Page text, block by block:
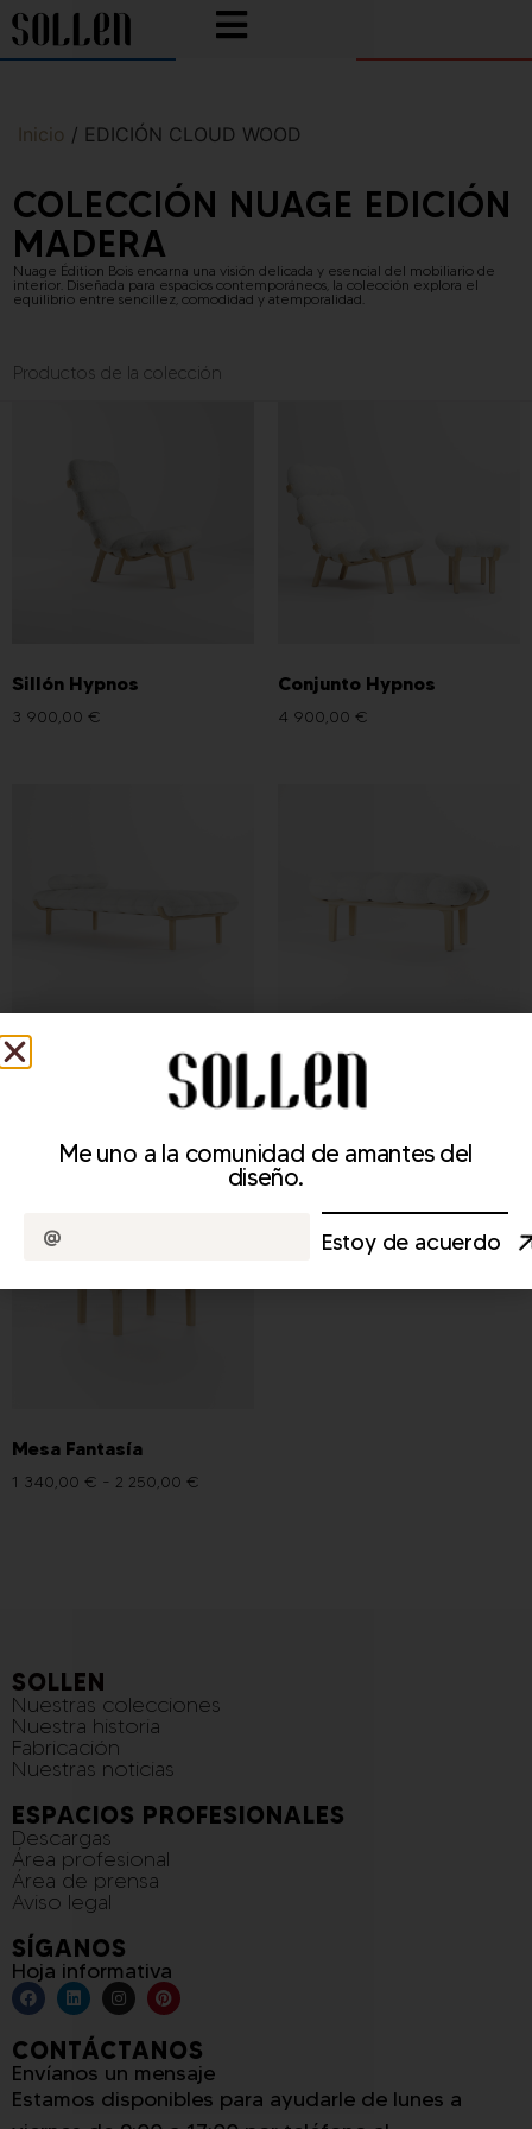
Inicio / EDICIÓN CLOUD WOOD
COLECCIÓN NUAGE EDICIÓN
MADERA
Nuage Édition Bois encarna una visión delicada y esencial del mobiliario de
interior. Diseñada para espacios contemporáneos, la colección explora el
equilibrio entre sencillez, comodidad y atemporalidad.
Productos de la colección
Sillón Hypnos
3 900,00 €
Conjunto Hypnos
4 900,00 €
Sofá cama Morpheus Banco de Selene
1 950,00
Mesa Fantasía
1 340,00 € - 2 250,00 €
SOLLEN
Nuestras colecciones
Nuestra historia
Fabricación
Nuestras noticias
ESPACIOS PROFESIONALES
Descargas
Área profesional
Área de prensa
Aviso legal
SÍGANOS
Hoja informativa
CONTÁCTANOS
Envíanos un mensaje
Estamos disponibles para ayudarle de lunes a
Me uno a la comunidad de amantes del
diseño.
Estoy de acuerdo